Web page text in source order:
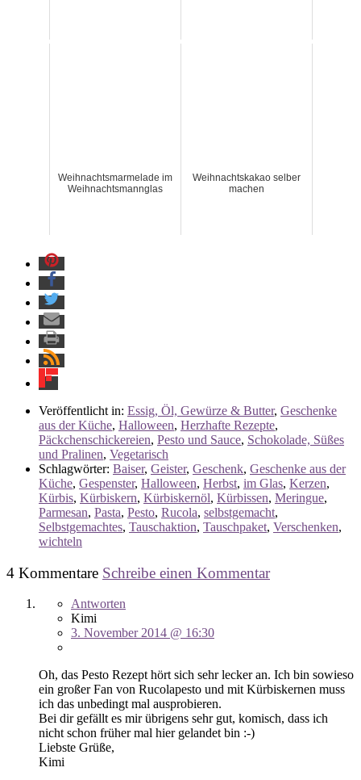
Weihnachtsmarmelade im
Weihnachtsmannglas
Weihnachtskakao selber
machen
Veröffentlicht in: Essig, Öl, Gewürze & Butter, Geschenke
aus der Küche, Halloween, Herzhafte Rezepte,
Päckchenschickereien, Pesto und Sauce, Schokolade, Süßes
und Pralinen, Vegetarisch
Schlagwörter: Baiser, Geister, Geschenk, Geschenke aus der
Küche, Gespenster, Halloween, Herbst, im Glas, Kerzen,
Kürbis, Kürbiskern, Kürbiskernöl, Kürbissen, Meringue,
Parmesan, Pasta, Pesto, Rucola, selbstgemacht,
Selbstgemachtes, Tauschaktion, Tauschpaket, Verschenken,
wichteln
4 Kommentare Schreibe einen Kommentar
Antworten
Kimi
3. November 2014 @ 16:30
Oh, das Pesto Rezept hört sich sehr lecker an. Ich bin sowieso
ein großer Fan von Rucolapesto und mit Kürbiskernen muss
ich das unbedingt mal ausprobieren.
Bei dir gefällt es mir übrigens sehr gut, komisch, dass ich
nicht schon früher mal hier gelandet bin :-)
Liebste Grüße,
Kimi